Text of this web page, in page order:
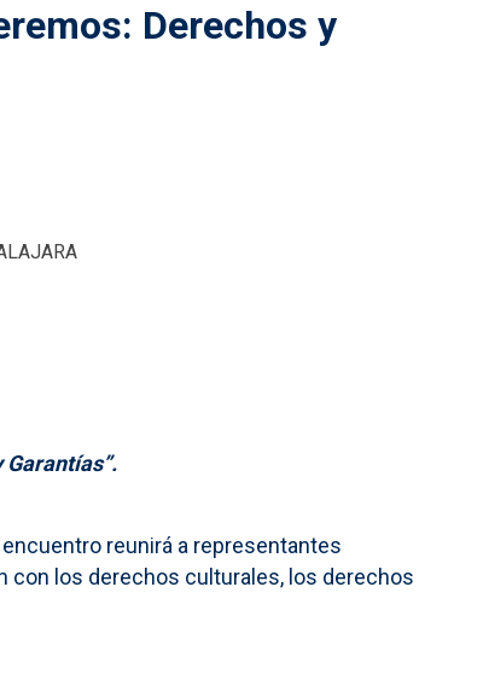
Derechos y
Garantías”.
reunirá a representantes
con los derechos culturales, los derechos